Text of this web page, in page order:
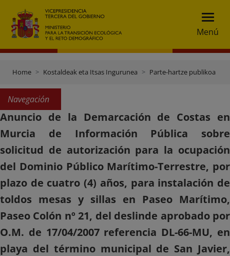
Menú
Home Kostaldeak eta Itsas Ingurunea Parte-hartze publikoa
Navegación
Anuncio de la Demarcación de Costas en
Murcia de Información Pública sobre
solicitud de autorización para la ocupación
del Dominio Público Marítimo-Terrestre, por
plazo de cuatro (4) años, para instalación de
toldos mesas y sillas en Paseo Marítimo,
Paseo Colón nº 21, del deslinde aprobado por
O.M. de 17/04/2007 referencia DL-66-MU, en
playa del término municipal de San Javier,